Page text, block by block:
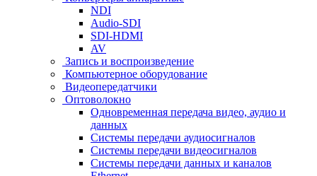
NDI
Audio-SDI
SDI-HDMI
AV
Запись и воспроизведение
Компьютерное оборудование
Видеопередатчики
Оптоволокно
Одновременная передача видео, аудио и
данных
Системы передачи аудиосигналов
Системы передачи видеосигналов
Системы передачи данных и каналов